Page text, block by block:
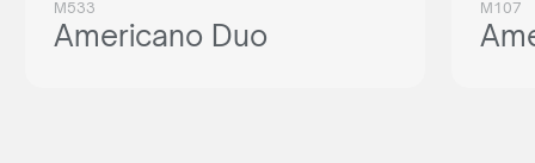
M533
Americano Duo
M107